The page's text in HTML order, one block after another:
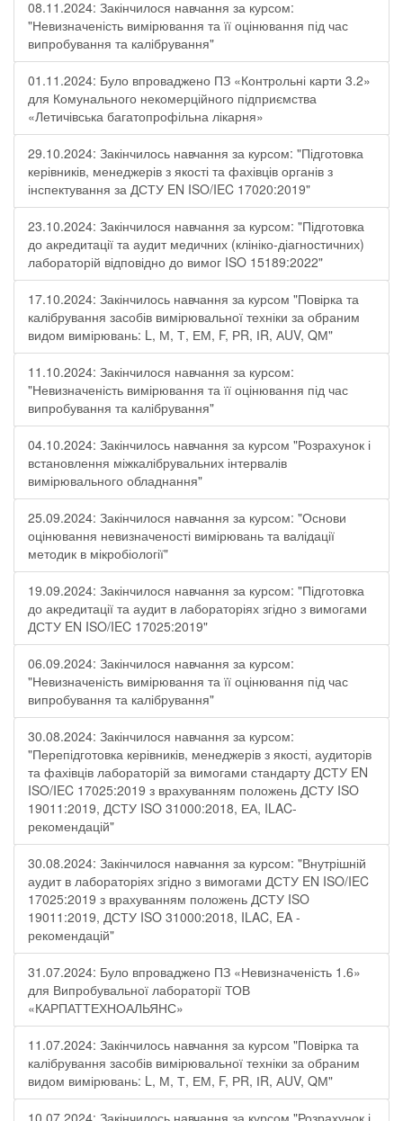
08.11.2024: Закінчилося навчання за курсом:
"Невизначеність вимірювання та її оцінювання під час
випробування та калібрування"
01.11.2024: Було впроваджено ПЗ «Контрольні карти 3.2»
для Комунального некомерційного підприємства
«Летичівська багатопрофільна лікарня»
29.10.2024: Закінчилось навчання за курсом: "Підготовка
керівників, менеджерів з якості та фахівців органів з
інспектування за ДСТУ EN ISO/IEC 17020:2019"
23.10.2024: Закінчилося навчання за курсом: "Підготовка
до акредитації та аудит медичних (клініко-діагностичних)
лабораторій відповідно до вимог ISO 15189:2022"
17.10.2024: Закінчилось навчання за курсом "Повірка та
калібрування засобів вимірювальної техніки за обраним
видом вимірювань: L, М, Т, ЕМ, F, РR, ІR, АUV, QМ"
11.10.2024: Закінчилося навчання за курсом:
"Невизначеність вимірювання та її оцінювання під час
випробування та калібрування"
04.10.2024: Закінчилось навчання за курсом "Розрахунок і
встановлення міжкалібрувальних інтервалів
вимірювального обладнання"
25.09.2024: Закінчилося навчання за курсом: "Основи
оцінювання невизначеності вимірювань та валідації
методик в мікробіології"
19.09.2024: Закінчилося навчання за курсом: "Підготовка
до акредитації та аудит в лабораторіях згідно з вимогами
ДСТУ EN ISO/IEC 17025:2019"
06.09.2024: Закінчилося навчання за курсом:
"Невизначеність вимірювання та її оцінювання під час
випробування та калібрування"
30.08.2024: Закінчилося навчання за курсом:
"Перепідготовка керівників, менеджерів з якості, аудиторів
та фахівців лабораторій за вимогами стандарту ДСТУ EN
ISO/IEC 17025:2019 з врахуванням положень ДСТУ ISO
19011:2019, ДСТУ ISO 31000:2018, ЕА, ILAC-
рекомендацій"
30.08.2024: Закінчилося навчання за курсом: "Внутрішній
аудит в лабораторіях згідно з вимогами ДСТУ EN ISO/IEC
17025:2019 з врахуванням положень ДСТУ ISO
19011:2019, ДСТУ ISO 31000:2018, ILAC, EA -
рекомендацій"
31.07.2024: Було впроваджено ПЗ «Невизначеність 1.6»
для Випробувальної лабораторії ТОВ
«КАРПАТТЕХНОАЛЬЯНС»
11.07.2024: Закінчилось навчання за курсом "Повірка та
калібрування засобів вимірювальної техніки за обраним
видом вимірювань: L, М, Т, ЕМ, F, РR, ІR, АUV, QМ"
10.07.2024: Закінчилось навчання за курсом "Розрахунок і